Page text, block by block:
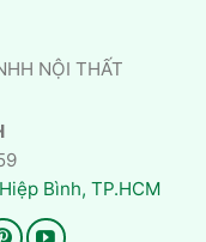
NỘI THẤT
Bình, TP.HCM